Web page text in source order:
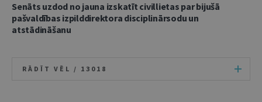
Senāts uzdod no jauna izskatīt civillietas par bijušā
pašvaldības izpilddirektora disciplinārsodu un
atstādināšanu
RĀDĪT VĒL / 13018